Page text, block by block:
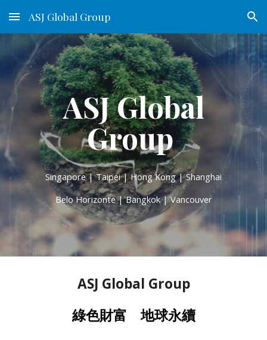
Skip to main content Skip to navigation
ASJ Global Group
ASJ Global
Group
Singapore | Taipei | Hong Kong | Shanghai
Belo Horizonte | Bangkok | Vancouver
ASJ Global Group
綠色財富 地球永續